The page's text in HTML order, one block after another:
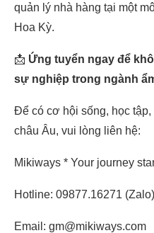
quản lý nhà hàng tại một
Hoa Kỳ.
📩 Ứng tuyển ngay để
sự nghiệp trong ngành
Để có cơ hội sống, học
châu Âu, vui lòng liên hệ:
Mikiways * Your journey
Hotline: 09877.16271 (Zalo)
Email: gm@mikiways.com